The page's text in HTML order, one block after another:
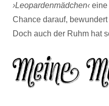
›Leopardenmädchen‹ eine
Chance darauf,
Doch auch der Ruhm hat